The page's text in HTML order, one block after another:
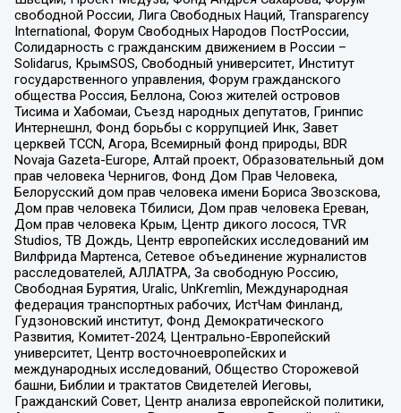
свободной России, Лига Свободных Наций, Transparеncy
International, Форум Свободных Народов ПостРоссии,
Солидарность с гражданским движением в России –
Solidarus, КрымSOS, Свободный университет, Институт
государственного управления, Форум гражданского
общества Россия, Беллона, Союз жителей островов
Тисима и Хабомаи, Съезд народных депутатов, Гринпис
Интернешнл, Фонд борьбы с коррупцией Инк, Завет
церквей TCCN, Агора, Всемирный фонд природы, BDR
Novaja Gazeta-Europe, Алтай проект, Образовательный дом
прав человека Чернигов, Фонд Дом Прав Человека,
Белорусский дом прав человека имени Бориса Звозскова,
Дом прав человека Тбилиси, Дом прав человека Ереван,
Дом прав человека Крым, Центр дикого лосося, TVR
Studios, ТВ Дождь, Центр европейских исследований им
Вилфрида Мартенса, Сетевое объединение журналистов
расследователей, АЛЛАТРА, За свободную Россию,
Свободная Бурятия, Uralic, UnKremlin, Международная
федерация транспортных рабочих, ИстЧам Финланд,
Гудзоновский институт, Фонд Демократического
Развития, Комитет-2024, Центрально-Европейский
университет, Центр восточноевропейских и
международных исследований, Общество Сторожевой
башни, Библии и трактатов Свидетелей Иеговы,
Гражданский Совет, Центр анализа европейской политики,